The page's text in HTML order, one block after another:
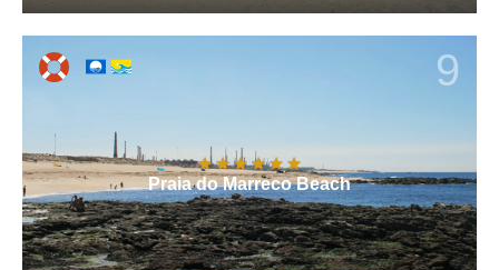
9
Praia do Marreco Beach